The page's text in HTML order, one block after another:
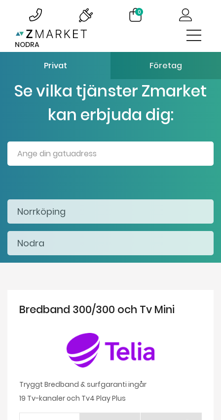
0
NODRA
Privat Företag
Se vilka tjänster Zmarket
kan erbjuda dig:
Bredband 300/300 och Tv Mini
Tryggt Bredband & surfgaranti ingår
19 Tv-kanaler och Tv4 Play Plus